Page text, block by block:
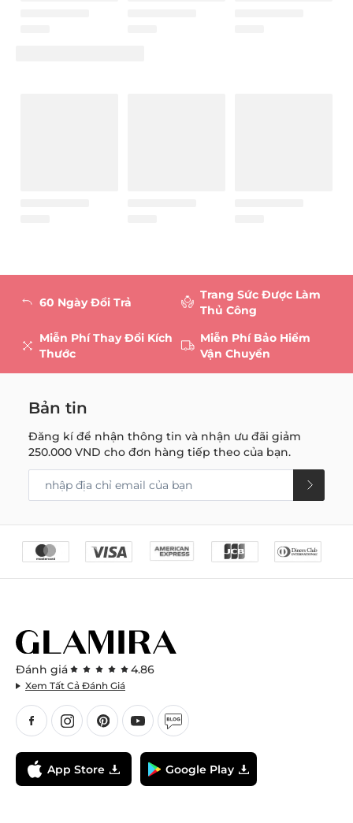
60 Ngày Đổi Trả
Miễn Phí Thay Đổi Kích
Thước
Trang Sức Được Làm
Thủ Công
Miễn Phí Bảo Hiểm
Vận Chuyển
Bản tin
Đăng kí để nhận thông tin và nhận ưu đãi giảm
250.000 VND cho đơn hàng tiếp theo của bạn.
Đánh giá 4.86
Xem Tất Cả Đánh Giá
App Store Google Play